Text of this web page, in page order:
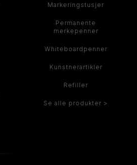
Markeringstusjer
Permanente
merkepenner
Whiteboardpenner
Kunstnerartikler
Refiller
Se alle produkter >